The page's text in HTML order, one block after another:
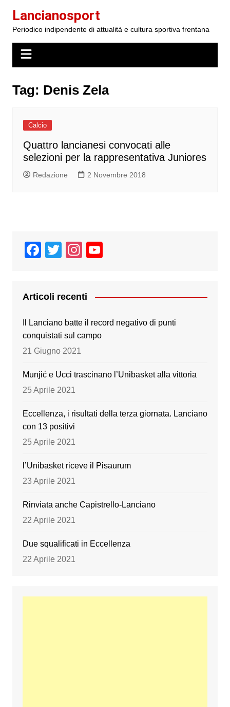
contenuto
Lancianosport
Periodico indipendente di attualità e cultura sportiva frentana
Tag: Denis Zela
Calcio
Quattro lancianesi convocati alle
selezioni per la rappresentativa Juniores
Redazione 2 Novembre 2018
F
e
b
o
o
T
er
In
gr
a
m
T
Articoli recenti
Il Lanciano batte il record negativo di punti
conquistati sul campo
21 Giugno 2021
Munjić e Ucci trascinano l’Unibasket alla vittoria
25 Aprile 2021
Eccellenza, i risultati della terza giornata. Lanciano
con 13 positivi
25 Aprile 2021
l’Unibasket riceve il Pisaurum
23 Aprile 2021
Rinviata anche Capistrello-Lanciano
22 Aprile 2021
Due squalificati in Eccellenza
22 Aprile 2021